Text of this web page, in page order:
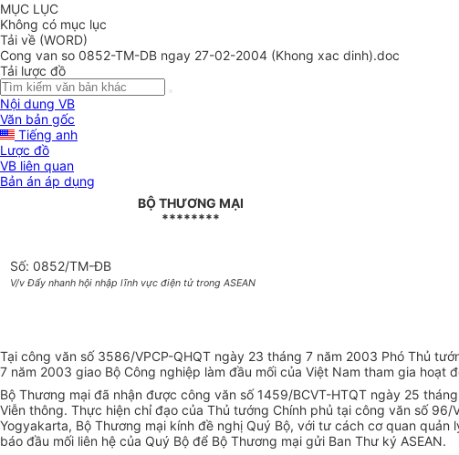
MỤC LỤC
Không có mục lục
Tải về (WORD)
Cong van so 0852-TM-DB ngay 27-02-2004 (Khong xac dinh).doc
Tải lược đồ
Nội dung VB
Văn bản gốc
Tiếng anh
Lược đồ
VB liên quan
Bản án áp dụng
BỘ THƯƠNG MẠI
********
Số: 0852/TM-ĐB
V/v Đẩy nhanh hội nhập lĩnh vực điện tử trong ASEAN
Tại công văn số 3586/VPCP-QHQT ngày 23 tháng 7 năm 2003 Phó Thủ
7 năm 2003 giao Bộ Công nghiệp làm đầu mối của Việt Nam tham gia hoạt
Bộ Thương mại đã nhận được công văn số 1459/BCVT-HTQT ngày 25
Viễn thông. Thực hiện chỉ đạo của Thủ tướng Chính phủ tại công văn số
Yogyakarta, Bộ Thương mại kính đề nghị Quý Bộ, với tư cách cơ quan
báo đầu mối liên hệ của Quý Bộ để Bộ Thương mại gửi Ban Thư ký ASEAN.